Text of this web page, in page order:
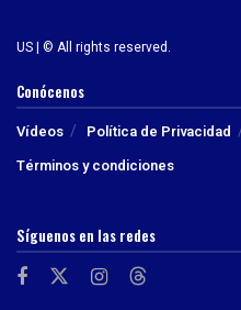
US | © All rights reserved.
Conócenos
Vídeos Política de Privacidad
Términos y condiciones
Síguenos en las redes